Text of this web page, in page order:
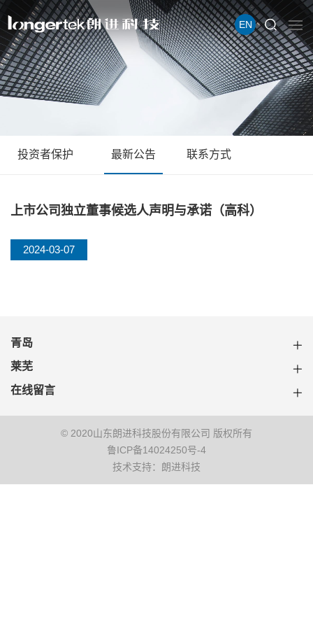
EN
投资者保护 最新公告 联系方式
上市公司独立董事候选人声明与承诺（高科）
2024-03-07
青岛
莱芜
在线留言
© 2020山东朗进科技股份有限公司 版权所有
鲁ICP备14024250号-4
技术支持：朗进科技